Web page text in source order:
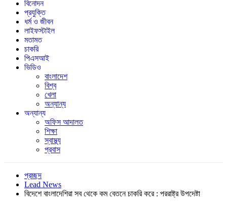
বিনোদন
প্রযুক্তি
ধর্ম ও জীবন
লাইফস্টাইল
মতামত
চাকরি
পিএসআই
ভিডিও
বাংলাদেশ
বিশ্ব
খেলা
অন্যান্য
অন্যান্য
অফিস আদালত
শিক্ষা
স্বাস্থ্য
প্রবাস
প্রচ্ছদ
Lead News
বিদেশে বাংলাদেশিরা সব থেকে কম বেতনে চাকরি করে : পররাষ্ট্র উপদেষ্টা